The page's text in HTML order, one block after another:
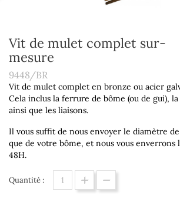
Vit de mulet complet sur-
mesure
9448/BR
Vit de mulet complet en bronze ou acier
Cela inclus la ferrure de bôme (ou de gui),
ainsi que les liaisons.
Il vous suffit de nous envoyer le diamètre
que de votre bôme, et nous vous enverrons
48H.
Quantité :